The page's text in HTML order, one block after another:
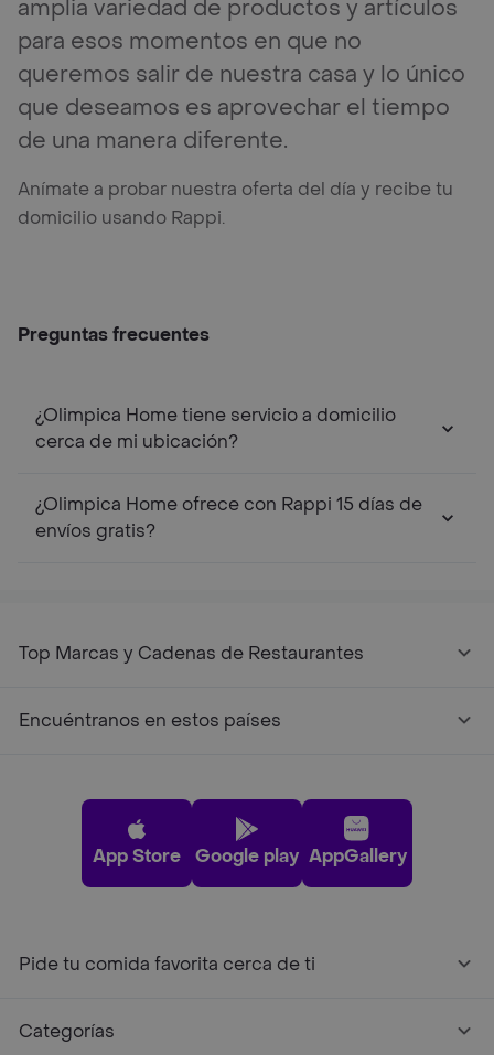
amplia variedad de productos y artículos
para esos momentos en que no
queremos salir de nuestra casa y lo único
que deseamos es aprovechar el tiempo
de una manera diferente.
Anímate a probar nuestra oferta del día y recibe tu
domicilio usando Rappi.
Preguntas frecuentes
¿Olimpica Home tiene servicio a domicilio
cerca de mi ubicación?
¿Olimpica Home ofrece con Rappi 15 días de
envíos gratis?
Top Marcas y Cadenas de Restaurantes
Encuéntranos en estos países
App Store Google play AppGallery
Pide tu comida favorita cerca de ti
Categorías